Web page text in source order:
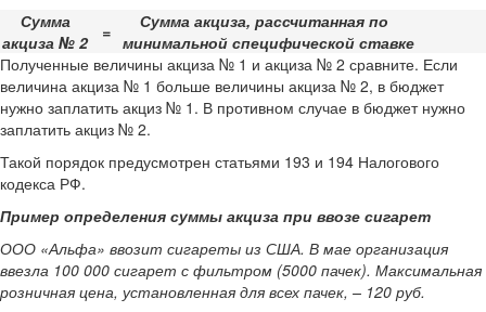
Сумма
акциза № 2
=
Сумма акциза, рассчитанная по
минимальной специфической ставке
Полученные величины акциза № 1 и акциза № 2 сравните. Если
величина акциза № 1 больше величины акциза № 2, в бюджет
нужно заплатить акциз № 1. В противном случае в бюджет нужно
заплатить акциз № 2.
Такой порядок предусмотрен статьями 193 и 194 Налогового
кодекса РФ.
Пример определения суммы акциза при ввозе сигарет
ООО «Альфа» ввозит сигареты из США. В мае организация
ввезла 100 000 сигарет с фильтром (5000 пачек). Максимальная
розничная цена, установленная для всех пачек, – 120 руб.